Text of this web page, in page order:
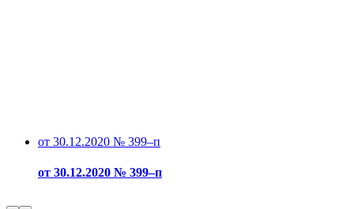
от 30.12.2020 № 399–п
от 30.12.2020 № 399–п